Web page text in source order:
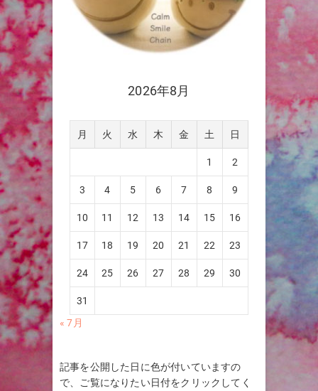
2026年8月
月 火 水 木 金 土 日
1 2
3 4 5 6 7 8 9
10 11 12 13 14 15 16
17 18 19 20 21 22 23
24 25 26 27 28 29 30
31
« 7月
記事を公開した日に色が付いていますの
で、ご覧になりたい日付をクリックしてく